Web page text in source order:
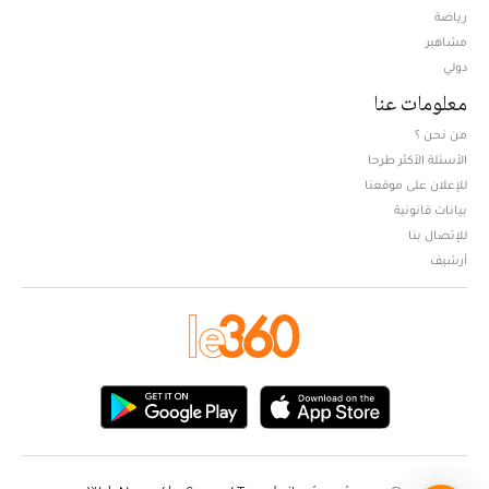
رياضة
مشاهير
دولي
معلومات عنا
من نحن ؟
الأسئلة الأكثر طرحا
للإعلان على موقعنا
بيانات قانونية
للإتصال بنا
أرشيف